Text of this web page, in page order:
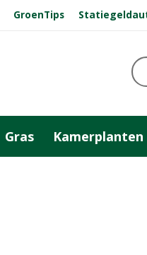
GroenTips
Gras Kamerplanten